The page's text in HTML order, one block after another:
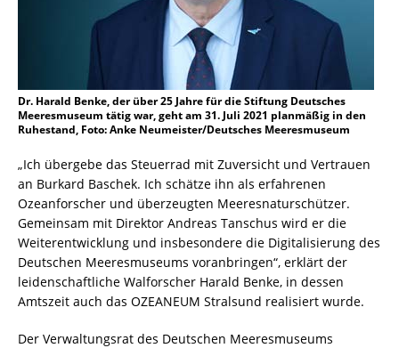
Dr. Harald Benke, der über 25 Jahre für die Stiftung Deutsches
Meeresmuseum tätig war, geht am 31. Juli 2021 planmäßig in den
Ruhestand, Foto: Anke Neumeister/Deutsches Meeresmuseum
„Ich übergebe das Steuerrad mit Zuversicht und Vertrauen
an Burkard Baschek. Ich schätze ihn als erfahrenen
Ozeanforscher und überzeugten Meeresnaturschützer.
Gemeinsam mit Direktor Andreas Tanschus wird er die
Weiterentwicklung und insbesondere die Digitalisierung des
Deutschen Meeresmuseums voranbringen“, erklärt der
leidenschaftliche Walforscher Harald Benke, in dessen
Amtszeit auch das OZEANEUM Stralsund realisiert wurde.
Der Verwaltungsrat des Deutschen Meeresmuseums